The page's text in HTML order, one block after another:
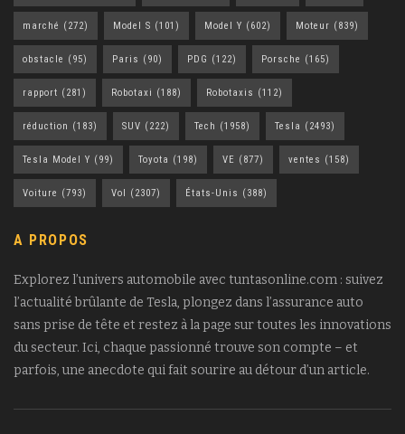
marché (272) Model S (101) Model Y (602) Moteur (839)
obstacle (95) Paris (90) PDG (122) Porsche (165)
rapport (281) Robotaxi (188) Robotaxis (112)
réduction (183) SUV (222) Tech (1958) Tesla (2493)
Tesla Model Y (99) Toyota (198) VE (877) ventes (158)
Voiture (793) Vol (2307) États-Unis (388)
A PROPOS
Explorez l’univers automobile avec tuntasonline.com : suivez
l’actualité brûlante de Tesla, plongez dans l’assurance auto
sans prise de tête et restez à la page sur toutes les innovations
du secteur. Ici, chaque passionné trouve son compte – et
parfois, une anecdote qui fait sourire au détour d’un article.